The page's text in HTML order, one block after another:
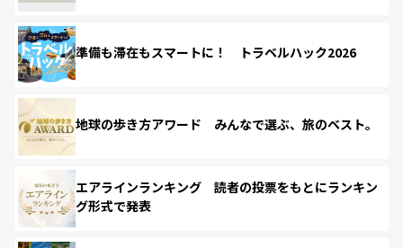
準備も滞在もスマートに！ トラベルハック2026
地球の歩き方アワード みんなで選ぶ、旅のベスト。
エアラインランキング 読者の投票をもとにランキン
グ形式で発表